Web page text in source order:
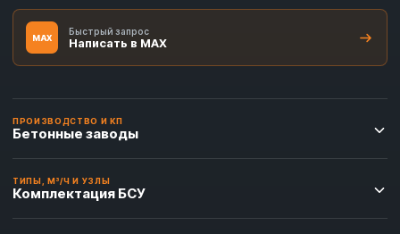
MAX
Быстрый запрос
Написать в MAX
ПРОИЗВОДСТВО И КП
Бетонные заводы
ТИПЫ, М³/Ч И УЗЛЫ
Комплектация БСУ